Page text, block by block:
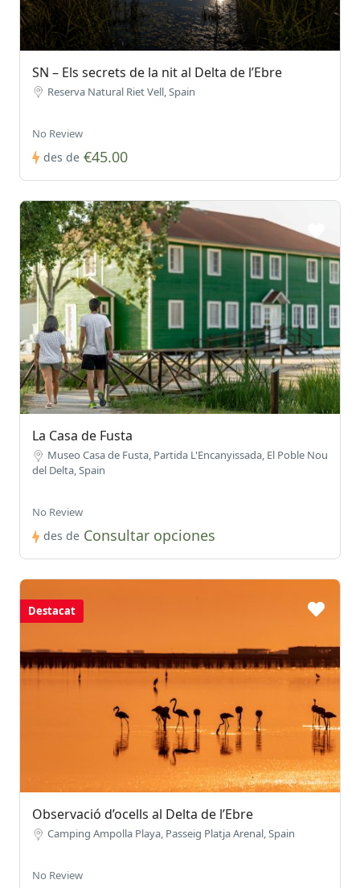
SN – Els secrets de la nit al Delta de l’Ebre
Reserva Natural Riet Vell, Spain
No Review
des de €45.00
La Casa de Fusta
Museo Casa de Fusta, Partida L'Encanyissada, El Poble Nou
del Delta, Spain
No Review
des de Consultar opciones
Destacat
Observació d’ocells al Delta de l’Ebre
Camping Ampolla Playa, Passeig Platja Arenal, Spain
No Review